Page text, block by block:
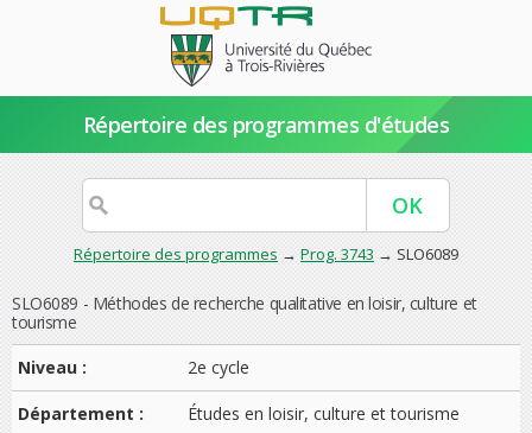
Répertoire des programmes d'études
Répertoire des programmes → Prog. 3743 → SLO6089
SLO6089 - Méthodes de recherche qualitative en loisir, culture et
tourisme
Niveau :
2e cycle
Département : Études en loisir, culture et tourisme